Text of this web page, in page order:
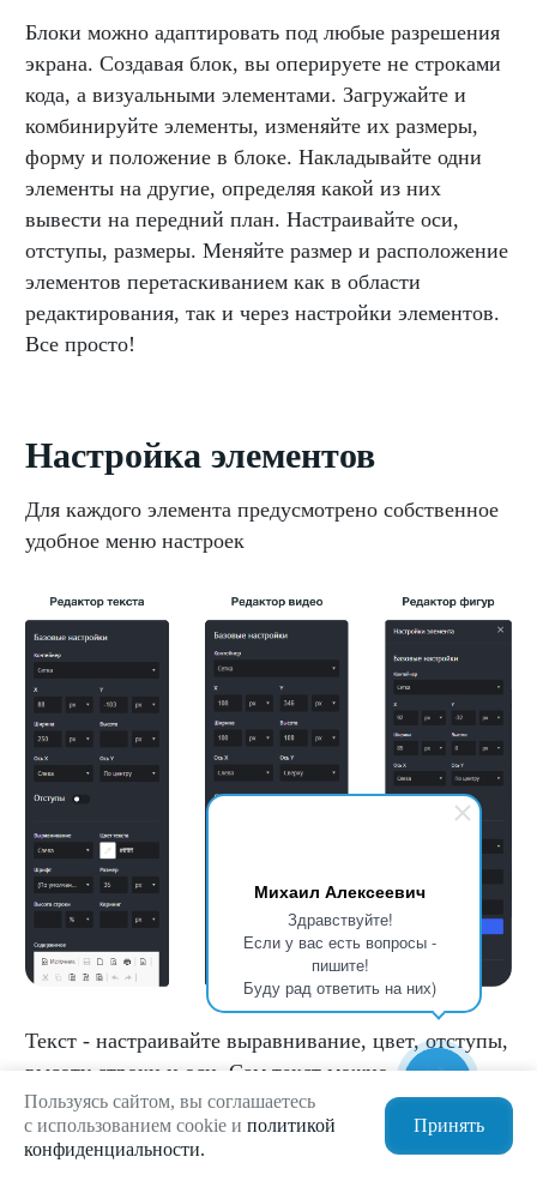
Михаил Алексеевич
Здравствуйте!
Если у вас есть вопросы -
пишите!
Буду рад ответить на них)
Блоки можно адаптировать под любые разрешения
экрана. Создавая блок, вы оперируете не строками
кода, а визуальными элементами. Загружайте и
комбинируйте элементы, изменяйте их размеры,
форму и положение в блоке. Накладывайте одни
элементы на другие, определяя какой из них
вывести на передний план. Настраивайте оси,
отступы, размеры. Меняйте размер и расположение
элементов перетаскиванием как в области
редактирования, так и через настройки элементов.
Все просто!
Настройка элементов
Для каждого элемента предусмотрено собственное
удобное меню настроек
Текст - настраивайте выравнивание, цвет, отступы,
высоту строки и оси. Сам текст можно
редактировать прямо в визуальном редакторе
конструктора.
Пользуясь сайтом, вы соглашаетесь
с использованием cookie и политикой
конфиденциальности.
Принять